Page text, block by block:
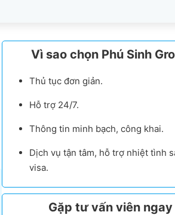
Vì sao chọn Phú Sinh
Thủ tục đơn giản.
Hỗ trợ 24/7.
Thông tin minh bạch, công khai.
Dịch vụ tận tâm, hỗ trợ nhiệt tình
visa.
Gặp tư vấn viên ngay